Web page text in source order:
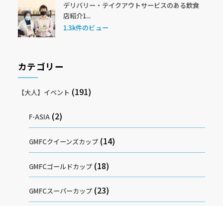
デリバリー・テイクアウトサービスのある飲食
店紹介1...
1.3k件のビュー
カテゴリー
【大人】イベント (191)
F-ASIA (2)
GMFCクイーンズカップ (14)
GMFCゴールドカップ (18)
GMFCスーパーカップ (23)